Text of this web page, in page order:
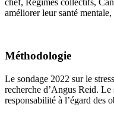
améliorer leur santé
Méthodologie
Le sondage 2022 sur le
recherche d’Angus Reid.
responsabilité à l’égard des